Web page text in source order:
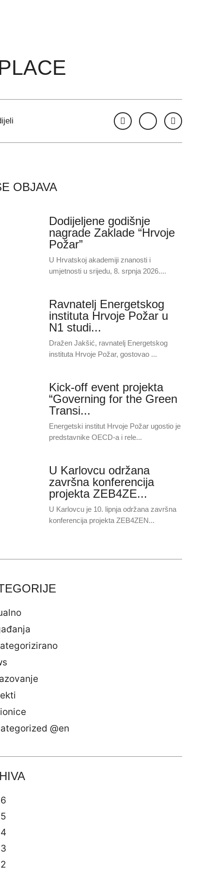
OBJAVA
Dodijeljene godišnje
nagrade Zaklade “Hrvoje
Požar”
U Hrvatskoj akademiji znanosti i
umjetnosti u srijedu, 8. srpnja 2026....
Ravnatelj Energetskog
instituta Hrvoje Požar u
N1 studi...
Dražen Jakšić, ravnatelj Energetskog
instituta Hrvoje Požar, gostovao ...
Kick-off event projekta
“Governing for the Green
Transi...
Energetski institut Hrvoje Požar ugostio je
predstavnike OECD-a i rele...
U Karlovcu održana
završna konferencija
projekta ZEB4ZE...
U Karlovcu je 10. lipnja održana završna
konferencija projekta ZEB4ZEN...
@en